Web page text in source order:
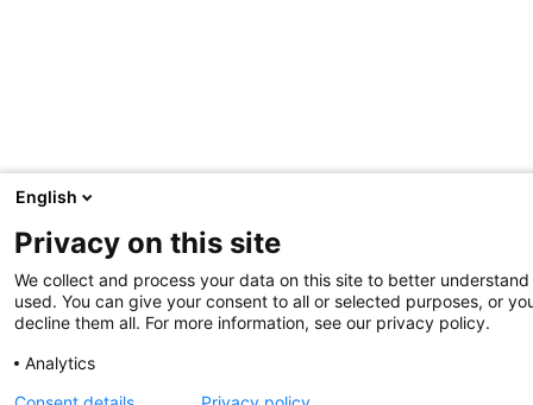
English
Privacy on this site
We collect and process your data on this site to better
used. You can give your consent to all or selected purposes, or
decline them all. For more information, see our privacy policy.
Analytics